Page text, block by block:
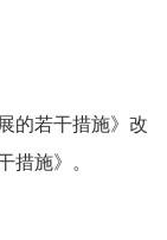
的若干措施》改
措施》。